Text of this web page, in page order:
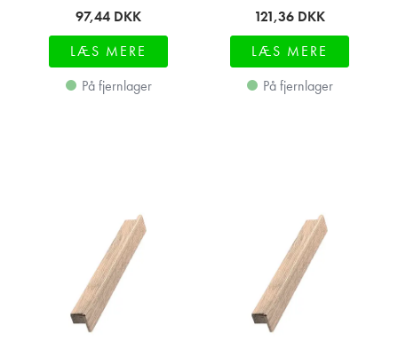
97,44 DKK
LÆS MERE
På fjernlager
121,36 DKK
LÆS MERE
På fjernlager